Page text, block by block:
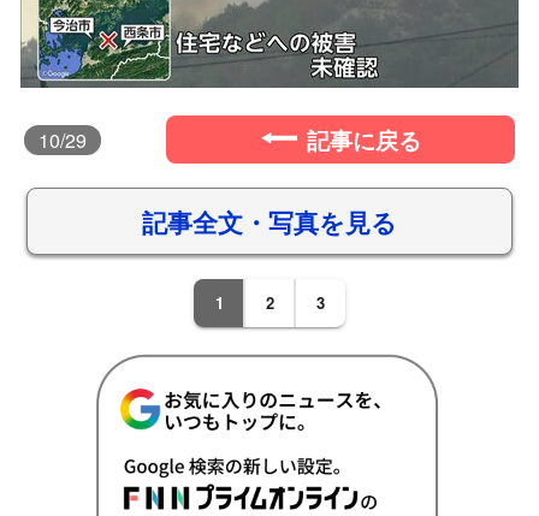
10/29 記事に戻る
記事全文・写真を見る
1 2 3